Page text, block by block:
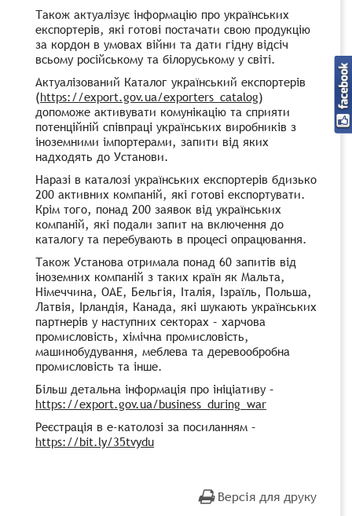
Також актуалізує інформацію про українських
експортерів, які готові постачати свою продукцію
за кордон в умовах війни та дати гідну відсіч
всьому російському та білоруському у світі.
Актуалізований Каталог український експортерів
(https://export.gov.ua/exporters_catalog)
допоможе активувати комунікацію та сприяти
потенційній співпраці українських виробників з
іноземними імпортерами, запити від яких
надходять до Установи.
Наразі в каталозі українських експортерів бдизько
200 активних компаній, які готові експортувати.
Крім того, понад 200 заявок від українських
компаній, які подали запит на включення до
каталогу та перебувають в процесі опрацювання.
Також Установа отримала понад 60 запитів від
іноземних компаній з таких країн як Мальта,
Німеччина, ОАЕ, Бельгія, Італія, Ізраїль, Польша,
Латвія, Ірландія, Канада, які шукають українських
партнерів у наступних секторах – харчова
промисловість, хімічна промисловість,
машинобудування, меблева та деревообробна
промисловість та інше.
Більш детальна інформація про ініціативу –
https://export.gov.ua/business_during_war
Реєстрація в е-католозі за посиланням –
https://bit.ly/35tvydu
Версія для друку